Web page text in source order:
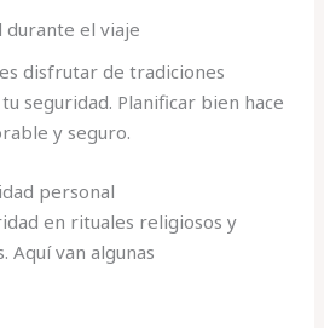
durante el viaje
disfrutar de tradiciones
seguridad. Planificar bien hace
y seguro.
personal
en rituales religiosos y
Aquí van algunas